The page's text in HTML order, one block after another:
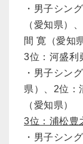
・男子シン
（愛知県）
間 寛（愛知
3位：河盛利
・男子シン
県）、2位：
（愛知県）
3位：浦松豊
・男子シン